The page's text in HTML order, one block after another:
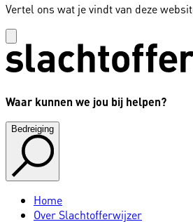
Vertel ons wat je vindt van deze
Waar kunnen we jou bij helpen?
Bedreiging
Home
Over Slachtofferwijzer